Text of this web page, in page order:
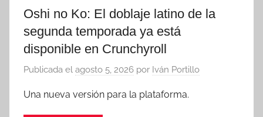
Oshi no Ko: El doblaje latino de la
segunda temporada ya está
disponible en Crunchyroll
Publicada el agosto 5, 2026 por Iván Portillo
Una nueva versión para la plataforma.